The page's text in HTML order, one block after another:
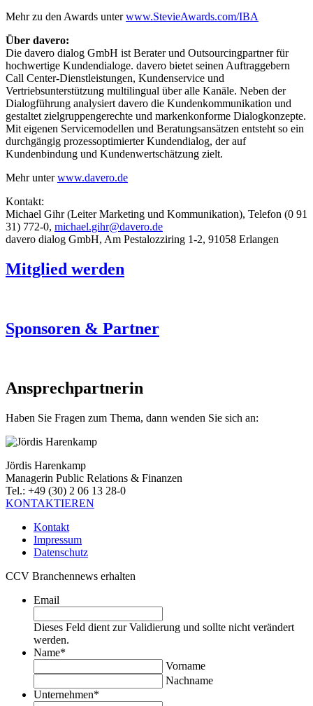
Mehr zu den Awards unterwww.StevieAwards.com/IBA
Über davero:
Die davero dialog GmbH ist Berater und Outsourcingpartner für
hochwertige Kundendialoge. davero bietet seinen Auftraggebern
Call Center-Dienstleistungen, Kundenservice und
Vertriebsunterstützung multilingual über alle Kanäle. Neben der
Dialogführung analysiert davero die Kundenkommunikation und
gestaltet zielgruppengerechte und markenkonforme Dialogkonzepte.
Mit eigenen Servicemodellen und Beratungsansätzen entsteht so ein
durchgängig prozessoptimierter Kundendialog, der auf
Kundenbindung und Kundenwertschätzung zielt.
Mehr unterwww.davero.de
Kontakt:
Michael Gihr (Leiter Marketing und Kommunikation), Telefon (0 91
31) 772-0, michael.gihr@davero.de
davero dialog GmbH, Am Pestalozziring 1-2, 91058 Erlangen
Mitglied werden
Sponsoren & Partner
Ansprechpartnerin
Haben Sie Fragen zum Thema, dann wenden Sie sich an:
Jördis Harenkamp
Managerin Public Relations & Finanzen
Tel.: +49 (30) 2 06 13 28-0
KONTAKTIEREN
Kontakt
Impressum
Datenschutz
CCV Branchennews erhalten
Email
Dieses Feld dient zur Validierung und sollte nicht verändert
werden.
Name*
Vorname
Nachname
Unternehmen*